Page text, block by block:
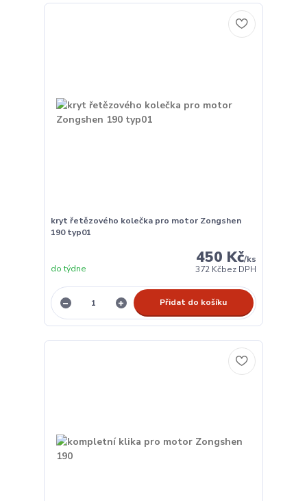
kryt řetězového kolečka pro motor Zongshen
190 typ01
450 Kč/ks
372 Kčbez DPH
do týdne
Přidat do košíku